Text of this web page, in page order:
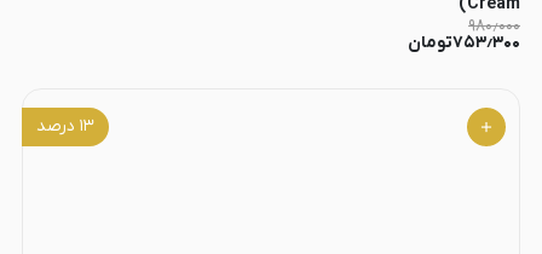
۹۸۰٫۰۰۰
۷۵۳٫۳۰۰تومان
۱۳ درصد